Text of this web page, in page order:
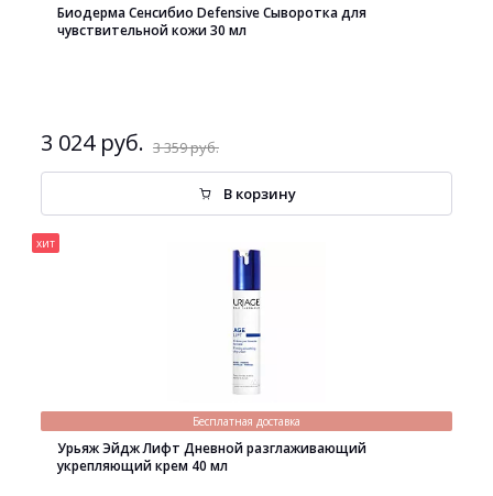
Биодерма Сенсибио Defensive Сыворотка для
чувствительной кожи 30 мл
3 024 руб. 3 359 руб.
В корзину
хит
Бесплатная доставка
Урьяж Эйдж Лифт Дневной разглаживающий
укрепляющий крем 40 мл